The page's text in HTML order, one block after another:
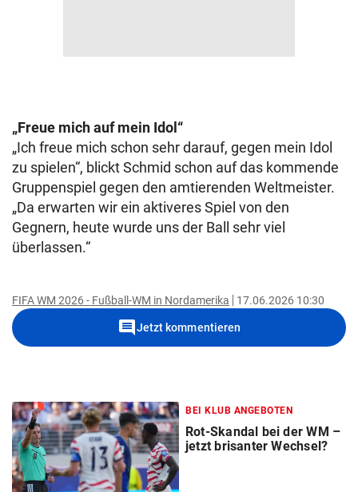
„Freue mich auf mein Idol“
„Ich freue mich schon sehr darauf, gegen mein Idol
zu spielen“, blickt Schmid schon auf das kommende
Gruppenspiel gegen den amtierenden Weltmeister.
„Da erwarten wir ein aktiveres Spiel von den
Gegnern, heute wurde uns der Ball sehr viel
überlassen.“
FIFA WM 2026 - Fußball-WM in Nordamerika 17.06.2026 10:30
commentJetzt kommentieren
BEI KLUB ANGEBOTEN
Rot-Skandal bei der WM –
jetzt brisanter Wechsel?